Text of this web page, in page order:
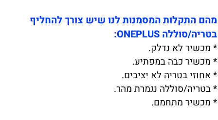
מהם התקלות המסמנות לנו שיש צורך להחליף
בטריה/סוללה ONEPLUS:
* מכשיר לא נדלק.
* מכשיר כבה במפתיע.
* אחוזי בטריה לא יציבים.
* בטריה/סוללה נגמרת מהר.
* מכשיר מתחמם.